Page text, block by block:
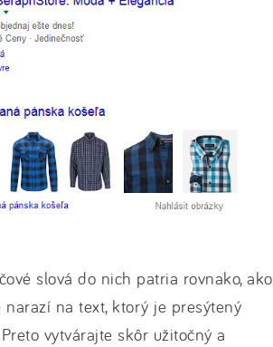
slová do nich patria rovnako, ako
na text, ktorý je presýtený
vytvárajte skôr užitočný a